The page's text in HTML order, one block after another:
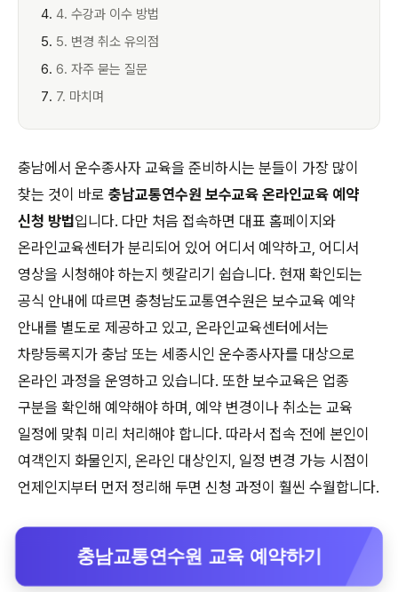
4. 수강과 이수 방법
5. 변경 취소 유의점
6. 자주 묻는 질문
7. 마치며
충남에서 운수종사자 교육을 준비하시는 분들이 가장 많이
찾는 것이 바로 충남교통연수원 보수교육 온라인교육 예약
신청 방법입니다. 다만 처음 접속하면 대표 홈페이지와
온라인교육센터가 분리되어 있어 어디서 예약하고, 어디서
영상을 시청해야 하는지 헷갈리기 쉽습니다. 현재 확인되는
공식 안내에 따르면 충청남도교통연수원은 보수교육 예약
안내를 별도로 제공하고 있고, 온라인교육센터에서는
차량등록지가 충남 또는 세종시인 운수종사자를 대상으로
온라인 과정을 운영하고 있습니다. 또한 보수교육은 업종
구분을 확인해 예약해야 하며, 예약 변경이나 취소는 교육
일정에 맞춰 미리 처리해야 합니다. 따라서 접속 전에 본인이
여객인지 화물인지, 온라인 대상인지, 일정 변경 가능 시점이
언제인지부터 먼저 정리해 두면 신청 과정이 훨씬 수월합니다.
충남교통연수원 교육 예약하기